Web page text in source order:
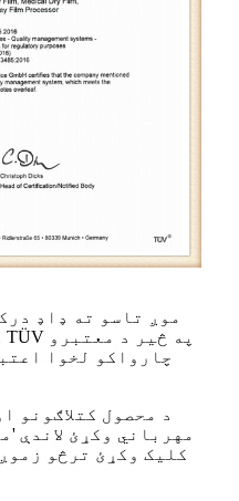
موږ تاسو ته ډاډ
چارواکو لخوا
د محصول کتلاګونو
مهرباني وکړئ لاندې
کلیک وکړئ ترڅو